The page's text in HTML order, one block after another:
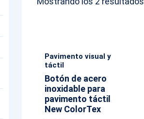
Pavimento visual y
táctil
Botón de acero
inoxidable para
pavimento táctil
New ColorTex